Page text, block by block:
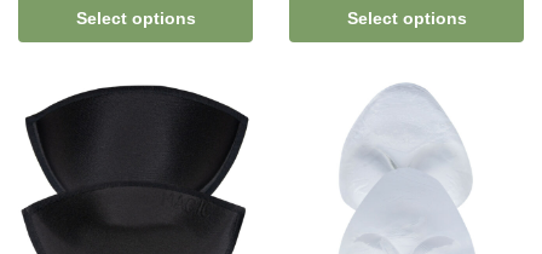
Select options Select options